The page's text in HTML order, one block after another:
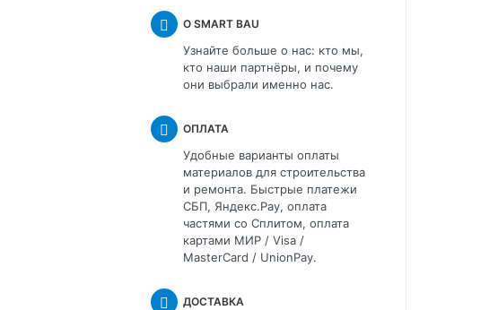
О SMART BAU
Узнайте больше о нас: кто мы,
кто наши партнёры, и почему
они выбрали именно нас.
ОПЛАТА
Удобные варианты оплаты
материалов для строительства
и ремонта. Быстрые платежи
СБП, Яндекс.Pay, оплата
частями со Сплитом, оплата
картами МИР / Visa /
MasterCard / UnionPay.
ДОСТАВКА